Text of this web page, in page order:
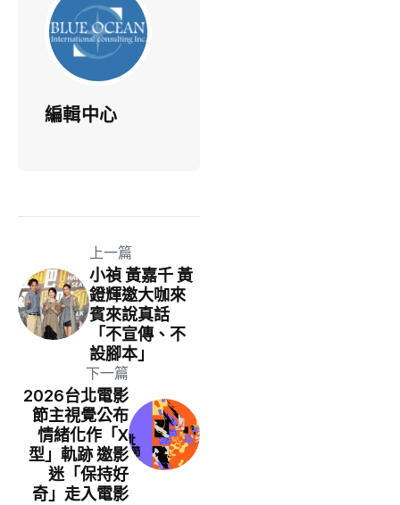
編輯中心
上一篇
小禎 黃嘉千 黃
鐙輝邀大咖來
賓來說真話
「不宣傳、不
設腳本」
下一篇
2026台北電影
節主視覺公布
情緒化作「X
型」軌跡 邀影
迷「保持好
奇」走入電影